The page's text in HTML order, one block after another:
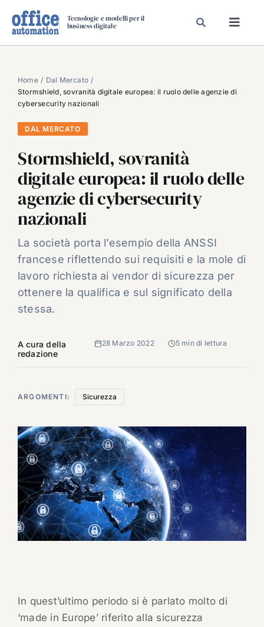
Tecnologie e modelli per il
business digitale
SPECIAL PAPER
TAVOLE ROTONDE DI REDAZIONE
DAL MERCATO
VIDEO
EVENTI
CHI SIAMO
Home
Dal Mercato
Stormshield, sovranità digitale europea: il ruolo delle agenzie di
cybersecurity nazionali
DAL MERCATO
Stormshield, sovranità
digitale europea: il ruolo delle
agenzie di cybersecurity
nazionali
La società porta l’esempio della ANSSI
francese riflettendo sui requisiti e la mole di
lavoro richiesta ai vendor di sicurezza per
ottenere la qualifica e sul significato della
stessa.
A cura della
redazione
28 Marzo 2022 5 min di lettura
ARGOMENTI: Sicurezza
In quest’ultimo periodo si è parlato molto di
‘made in Europe’ riferito alla sicurezza